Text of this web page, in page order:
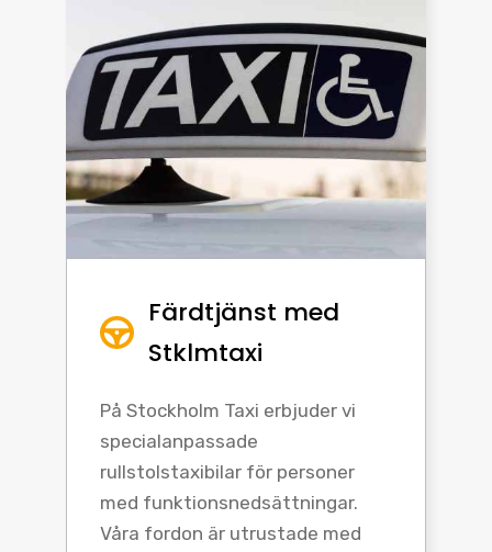
Färdtjänst med
Stklmtaxi
På Stockholm Taxi erbjuder vi
specialanpassade
rullstolstaxibilar för personer
med funktionsnedsättningar.
Våra fordon är utrustade med